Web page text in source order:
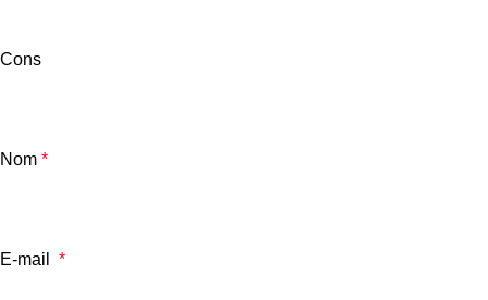
Cons
Nom *
E-mail *